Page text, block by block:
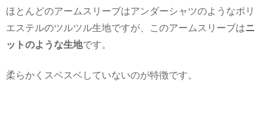
ほとんどのアームスリーブはアンダーシャツのようなポリ
エステルのツルツル生地ですが、このアームスリーブはニ
ットのような生地です。
柔らかくスベスベしていないのが特徴です。